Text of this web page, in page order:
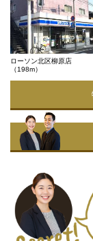
ローソン北区柳原店
（198m）